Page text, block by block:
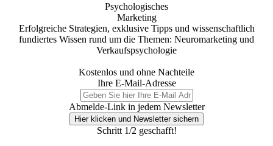
Psychologisches
Marketing
Erfolgreiche Strategien, exklusive Tipps und wissenschaftlich
fundiertes Wissen rund um die Themen: Neuromarketing und
Verkaufspsychologie
Kostenlos und ohne Nachteile
Ihre E-Mail-Adresse
Abmelde-Link in jedem Newsletter
Hier klicken und Newsletter sichern
Schritt 1/2 geschafft!